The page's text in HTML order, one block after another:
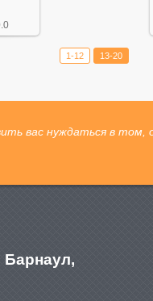
1-12 13-20
вас нуждаться в том,
Барнаул,